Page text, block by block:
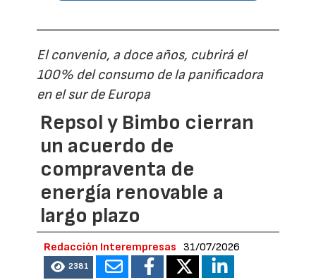
El convenio, a doce años, cubrirá el
100% del consumo de la panificadora
en el sur de Europa
Repsol y Bimbo cierran
un acuerdo de
compraventa de
energía renovable a
largo plazo
Redacción Interempresas 31/07/2026
2381